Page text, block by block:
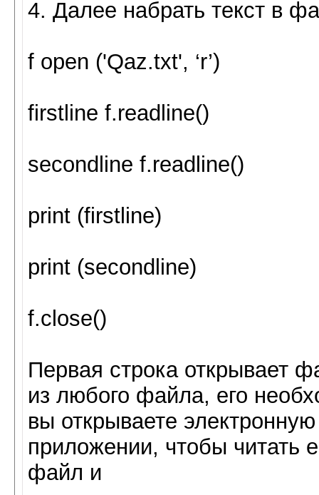
4. Далее набрать текст в
f open ('Qaz.txt', ‘r’)
firstline f.readline()
secondline f.readline()
print (firstline)
print (secondline)
f.close()
Первая строка открывает
из любого файла, его
вы открываете
приложении, чтобы читать
файл и